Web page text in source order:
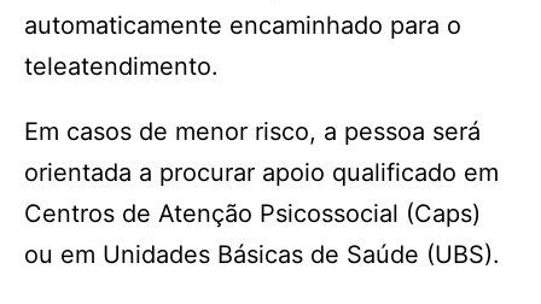
automaticamente encaminhado para o
teleatendimento.
Em casos de menor risco, a pessoa será
orientada a procurar apoio qualificado em
Centros de Atenção Psicossocial (Caps)
ou em Unidades Básicas de Saúde (UBS).